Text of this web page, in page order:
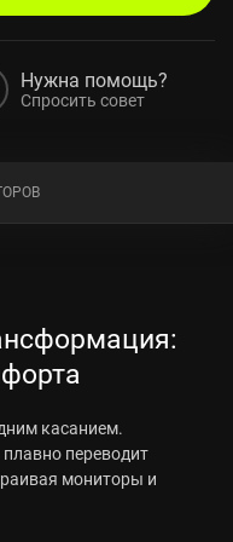
Нужна помощь?
Спросить совет
касанием.
переводит
мониторы и